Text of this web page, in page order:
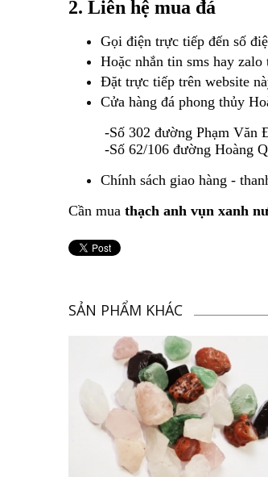
2. Liên hệ mua đá
Gọi điện trực tiếp đến số
Hoặc nhắn tin sms hay
Đặt trực tiếp trên website
Cửa hàng đá phong thủy
-Số 302 đường Phạm Văn
-Số 62/106 đường Hoàng
Chính sách giao hàng -
Cần mua thạch anh vụn xanh
SẢN PHẨM KHÁC